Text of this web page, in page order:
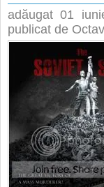
adăugat01
publicat de